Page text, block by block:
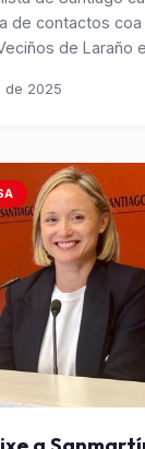
paneis
de contactos coa
de Laraño
da zona.
de 2025